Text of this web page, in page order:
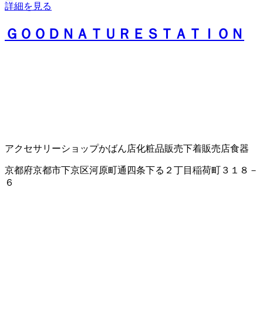
詳細を見る
ＧＯＯＤＮＡＴＵＲＥＳＴＡＴＩＯＮ
アクセサリーショップかばん店化粧品販売下着販売店食器
京都府京都市下京区河原町通四条下る２丁目稲荷町３１８－
６